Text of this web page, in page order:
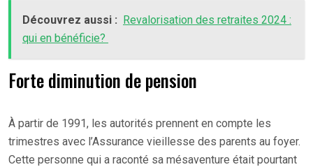
Découvrez aussi : Revalorisation des retraites 2024 :
qui en bénéficie?
Forte diminution de pension
À partir de 1991, les autorités prennent en compte les
trimestres avec l’Assurance vieillesse des parents au foyer.
Cette personne qui a raconté sa mésaventure était pourtant